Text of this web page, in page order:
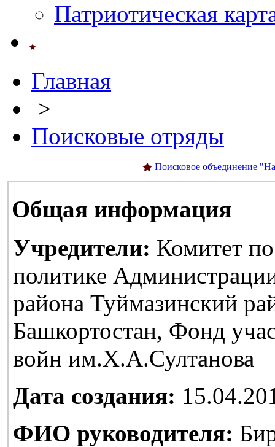
Патриотическая
Главная
>
Поисковые отряды
Поисковое объединение
Общая информация
Учредители: Комитет
политике
района Туймазинский
Башкортостан, Фонд
войн им.Х.А.Султанова
Дата создания:
ФИО руководителя: